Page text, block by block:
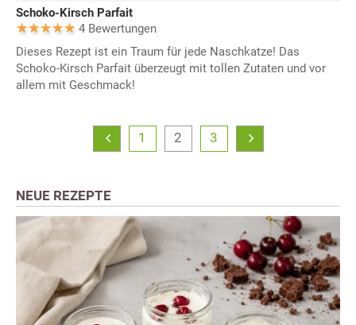
Schoko-Kirsch Parfait
4 Bewertungen
Dieses Rezept ist ein Traum für jede Naschkatze! Das
Schoko-Kirsch Parfait überzeugt mit tollen Zutaten und vor
allem mit Geschmack!
1 2 3
NEUE REZEPTE